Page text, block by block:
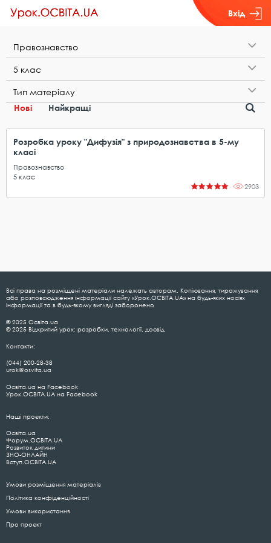
Вхід
П​р​а​в​о​з​н​а​в​с​т​в​о
5​ ​к​л​а​с
Т​и​п​ ​м​а​т​е​р​і​а​л​у
Нові
Найкращі
Розробка уроку "Дифузія" з природознавства в 5-му
класі
Правознавство
5 клас
2903
Всі права на розміщені матеріали належать авторам. Копіювання, тиражування
або розповсюдження інформації сайту «Урок.ОСВІТА.UA» на будь-яких носіях
інформації та в будь-якому вигляді заборонено
© 2025 Освіта.ua
© 2025 Відкритий урок: розробки, технології, досвід
Контакти:
(044) 200-28-38
urok@osvita.ua
Освіта.ua на Facebook
Урок.ОСВІТА.UA на Facebook
Наші проєкти:
Освіта.ua
Форум.ОСВІТА.UA
Розвиток дитини
ЗНО-ОНЛАЙН
Вступ.ОСВІТА.UA
Умови розміщення матеріалів
Політика конфіденційності
Умови використання
Про проєкт